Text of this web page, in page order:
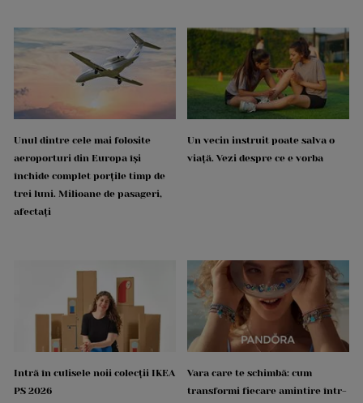
Unul dintre cele mai folosite
aeroporturi din Europa își
închide complet porțile timp de
trei luni. Milioane de pasageri,
afectați
Un vecin instruit poate salva o
viață. Vezi despre ce e vorba
Intră în culisele noii colecții IKEA
PS 2026
Vara care te schimbă: cum
transformi fiecare amintire într-